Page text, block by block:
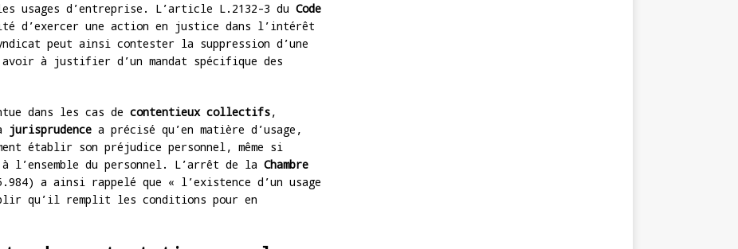
usages d’entreprise. L’article L.2132-3 du Code
d’exercer une action en justice dans l’intérêt
peut ainsi contester la suppression d’une
avoir à justifier d’un mandat spécifique des
dans les cas de contentieux collectifs,
jurisprudence a précisé qu’en matière d’usage,
établir son préjudice personnel, même si
l’ensemble du personnel. L’arrêt de la Chambre
a ainsi rappelé que « l’existence d’un usage
qu’il remplit les conditions pour en